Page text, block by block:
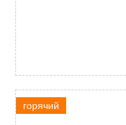
горячий